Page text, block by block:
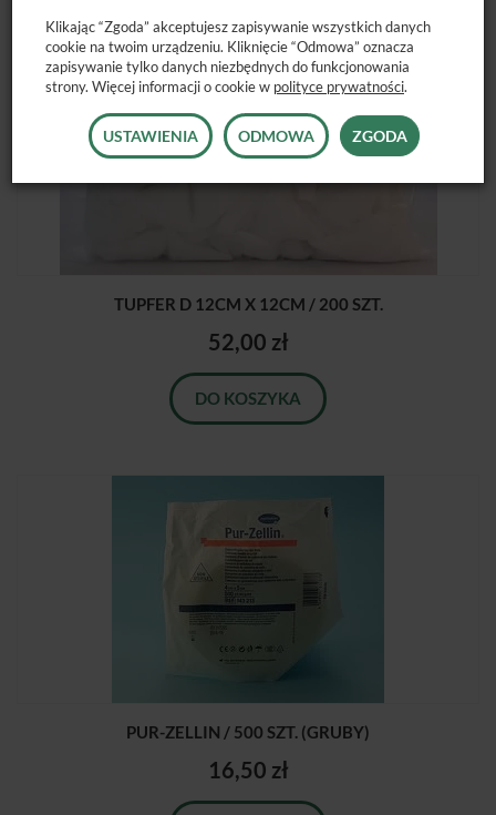
TUPFER D 12CM X 12CM / 200 SZT.
52,00 zł
DO KOSZYKA
PUR-ZELLIN / 500 SZT. (GRUBY)
16,50 zł
Klikając “Zgoda” akceptujesz zapisywanie wszystkich danych
cookie na twoim urządzeniu. Kliknięcie “Odmowa” oznacza
zapisywanie tylko danych niezbędnych do funkcjonowania
strony. Więcej informacji o cookie w polityce prywatności.
USTAWIENIA ODMOWA ZGODA